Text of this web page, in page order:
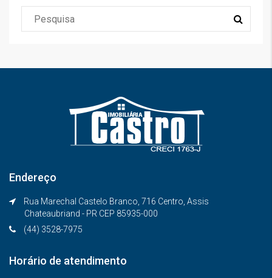
Endereço
Rua Marechal Castelo Branco, 716 Centro, Assis
Chateaubriand - PR CEP 85935-000
(44) 3528-7975
Horário de atendimento